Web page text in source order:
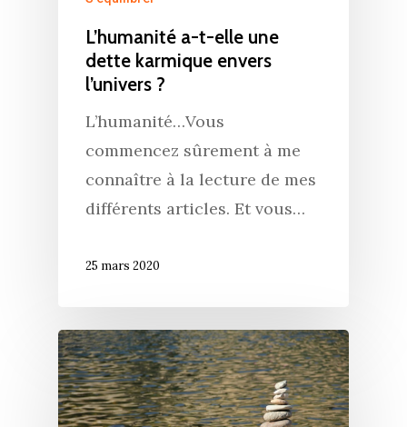
L’humanité a-t-elle une
dette karmique envers
l’univers ?
L’humanité…Vous
commencez sûrement à me
connaître à la lecture de mes
différents articles. Et vous…
25 mars 2020